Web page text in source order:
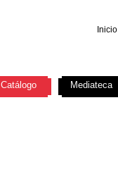
Inicio
Catálogo Mediateca